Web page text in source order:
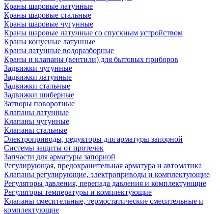
Краны шаровые латунные
Краны шаровые стальные
Краны шаровые чугунные
Краны шаровые латунные со спускным устройством
Краны конусные латунные
Краны латунные водоразборные
Краны и клапаны (вентили) для бытовых приборов
Задвижки чугунные
Задвижки латунные
Задвижки стальные
Задвижки шиберные
Затворы поворотные
Клапаны латунные
Клапаны чугунные
Клапаны стальные
Электроприводы, редукторы для арматуры запорной
Системы защиты от протечек
Запчасти для арматуры запорной
Регулирующая, предохранительная арматура и автоматика
Клапаны регулирующие, электроприводы и комплектующие
Регуляторы давления, перепада давления и комплектующие
Регуляторы температуры и комплектующие
Клапаны смесительные, термостатические смесительные и
комплектующие